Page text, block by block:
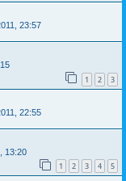
23:57
1 2 3
22:55
13:20
1 2 3 4 5